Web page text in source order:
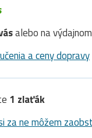
alebo na
a ceny dopravy
1 zlaťák
za ne môžem